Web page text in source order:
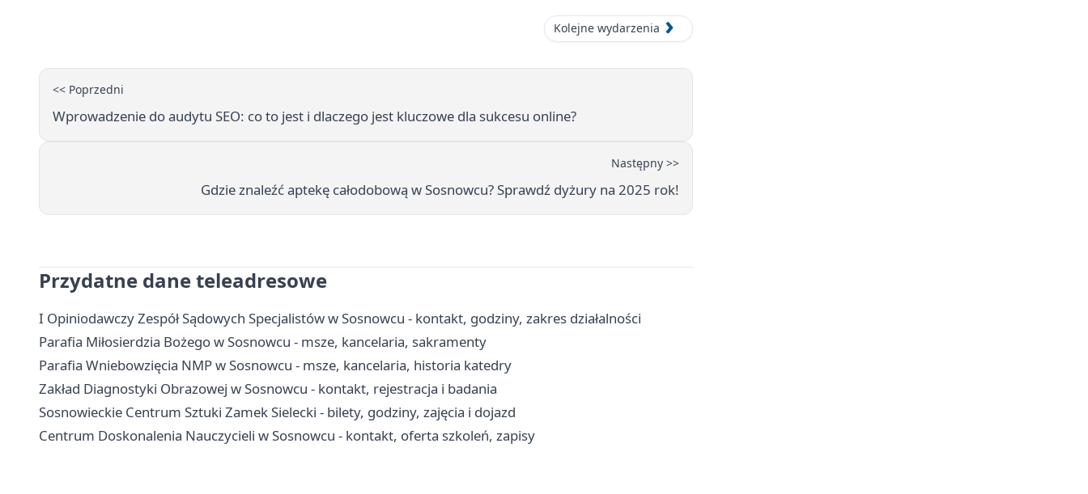
Kolejne wydarzenia
<< Poprzedni
Wprowadzenie do audytu SEO: co to jest i dlaczego jest kluczowe dla sukcesu online?
Następny >>
Gdzie znaleźć aptekę całodobową w Sosnowcu? Sprawdź dyżury na 2025 rok!
Przydatne dane teleadresowe
I Opiniodawczy Zespół Sądowych Specjalistów w Sosnowcu - kontakt, godziny, zakres działalności
Parafia Miłosierdzia Bożego w Sosnowcu - msze, kancelaria, sakramenty
Parafia Wniebowzięcia NMP w Sosnowcu - msze, kancelaria, historia katedry
Zakład Diagnostyki Obrazowej w Sosnowcu - kontakt, rejestracja i badania
Sosnowieckie Centrum Sztuki Zamek Sielecki - bilety, godziny, zajęcia i dojazd
Centrum Doskonalenia Nauczycieli w Sosnowcu - kontakt, oferta szkoleń, zapisy